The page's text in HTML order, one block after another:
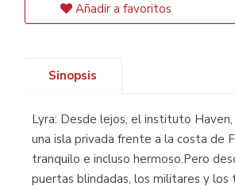
Añadir a favoritos
Sinopsis
Lyra: Desde lejos, el instituto
una isla privada frente a la costa de
tranquilo e incluso hermoso.Pero
puertas blindadas, los militares y los